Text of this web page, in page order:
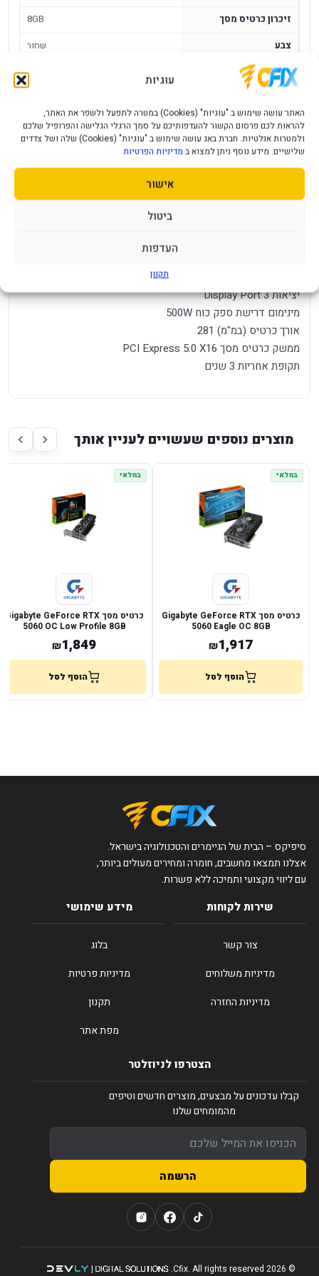
עוגיות
האתר עושה שימוש ב "עוגיות" (Cookies) במטרה לתפעל ולשפר את האתר,
להראות לכם פרסום הקשור להעדפותיכם על סמך הרגלי הגלישה והפרופיל שלכם
ולמטרות אנלטיות. חברת באג עושה שימוש ב "עוגיות" (Cookies) שלה ושל צדדים
שלישיים. מידע נוסף ניתן למצוא ב מדיניות הפרטיות
אישור
ביטול
העדפות
תקנון
זיכרון כרטיס מסך
8GB
צבע
שחור
כרטיס מסך Gigabyte GeForce RTX 5060
Gaming OC 8GB
מק"ט יצרן GV-N5060GAMING OC-8GD
מנוע גרפי NVIDIA GeForce RTX™ 5060
זיכרון 8GB
יציאות Display Port 3
מינימום דרישת ספק כוח 500W
אורך כרטיס (במ"מ) 281
ממשק כרטיס מסך PCI Express 5.0 X16
תקופת אחריות 3 שנים
מוצרים נוספים שעשויים לעניין אותך
במלאי
כרטיס מסך Gigabyte GeForce RTX
5060 Eagle OC 8GB
₪1,917
הוסף לסל
במלאי
כרטיס מסך Gigabyte GeForce RTX
5060 OC Low Profile 8GB
₪1,849
הוסף לסל
סיפיקס – הבית של הגיימרים והטכנולוגיה בישראל.
אצלנו תמצאו מחשבים, חומרה ומחירים מעולים ביותר,
עם ליווי מקצועי ותמיכה ללא פשרות.
שירות לקוחות
צור קשר
מדיניות משלוחים
מדיניות החזרה
מידע שימושי
בלוג
מדיניות פרטיות
תקנון
מפת אתר
הצטרפו לניוזלטר
קבלו עדכונים על מבצעים, מוצרים חדשים וטיפים
מהמומחים שלנו
הרשמה
© 2026 Cfix. All rights reserved.